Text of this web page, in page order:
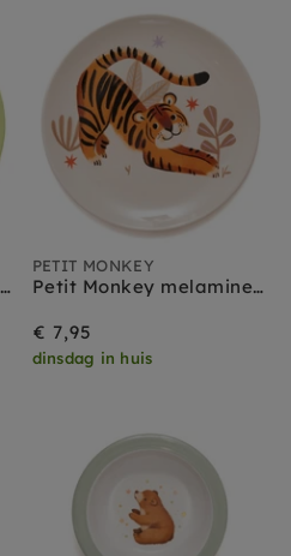
Petit Monkey melamine bord Turtle
PETIT MONKEY
Petit Monkey melamine bord Tiger
€ 7,95
dinsdag in huis